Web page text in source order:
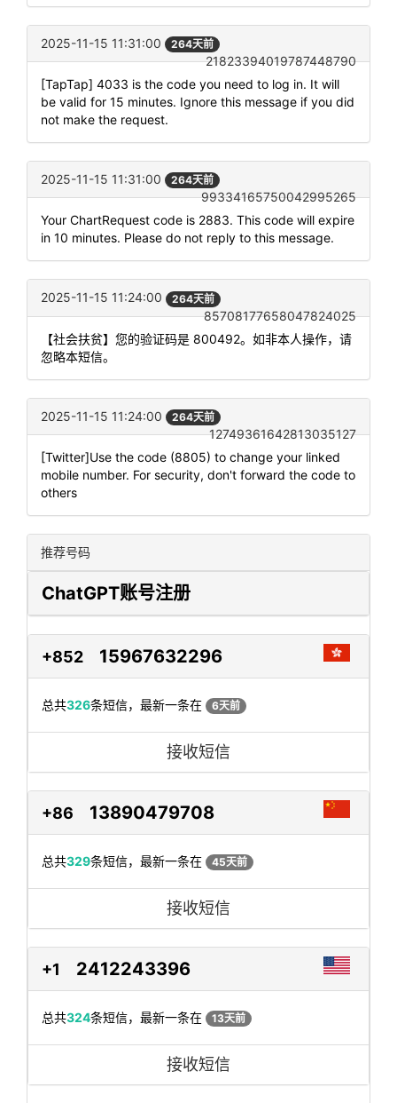
2025-11-15 11:31:00 264天前
21823394019787448790
[TapTap] 4033 is the code you need to log in. It will
be valid for 15 minutes. Ignore this message if you did
not make the request.
2025-11-15 11:31:00 264天前
99334165750042995265
Your ChartRequest code is 2883. This code will expire
in 10 minutes. Please do not reply to this message.
2025-11-15 11:24:00 264天前
85708177658047824025
【社会扶贫】您的验证码是 800492。如非本人操作，请
忽略本短信。
2025-11-15 11:24:00 264天前
12749361642813035127
[Twitter]Use the code (8805) to change your linked
mobile number. For security, don't forward the code to
others
推荐号码
ChatGPT账号注册
+852 15967632296
总共326条短信，最新一条在 6天前
接收短信
+86 13890479708
总共329条短信，最新一条在 45天前
接收短信
+1 2412243396
总共324条短信，最新一条在 13天前
接收短信